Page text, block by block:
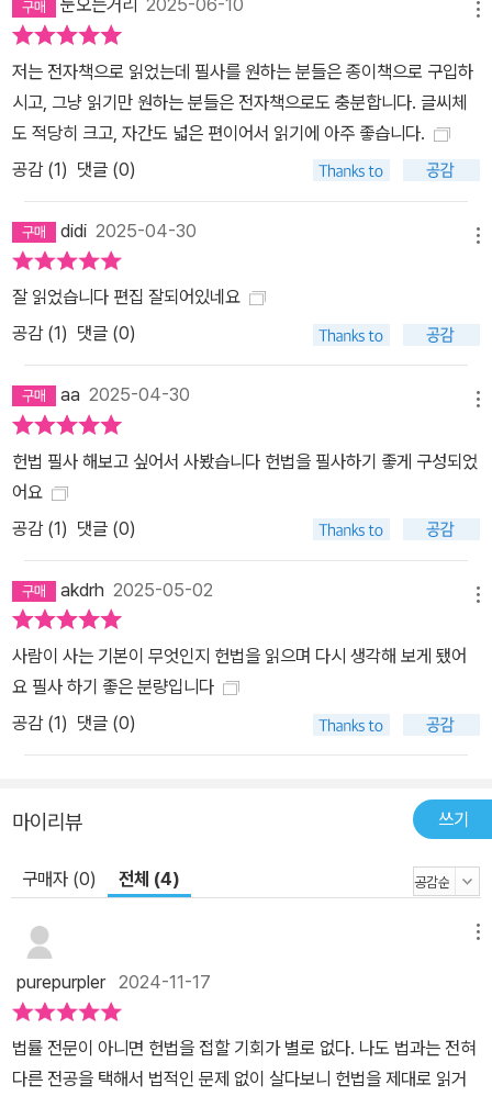
눈오는거리 2025-06-10
저는 전자책으로 읽었는데 필사를 원하는 분들은 종이책으로 구입하
시고, 그냥 읽기만 원하는 분들은 전자책으로도 충분합니다. 글씨체
도 적당히 크고, 자간도 넓은 편이어서 읽기에 아주 좋습니다.
공감 (1) 댓글 (0)
didi 2025-04-30
잘 읽었습니다 편집 잘되어있네요
공감 (1) 댓글 (0)
aa 2025-04-30
헌법 필사 해보고 싶어서 사봤습니다 헌법을 필사하기 좋게 구성되었
어요
공감 (1) 댓글 (0)
akdrh 2025-05-02
사람이 사는 기본이 무엇인지 헌법을 읽으며 다시 생각해 보게 됐어
요 필사 하기 좋은 분량입니다
공감 (1) 댓글 (0)
마이리뷰 쓰기
구매자 (0) 전체 (4)
purepurpler2024-11-17
법률 전문이 아니면 헌법을 접할 기회가 별로 없다. 나도 법과는 전혀
다른 전공을 택해서 법적인 문제 없이 살다보니 헌법을 제대로 읽거